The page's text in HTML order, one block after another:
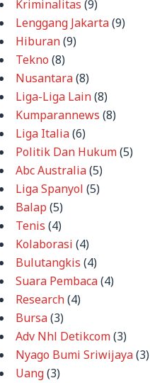
Kriminalitas (9)
Lenggang Jakarta(9)
Hiburan(9)
Tekno (8)
Nusantara(8)
Liga-Liga Lain(8)
Kumparannews (8)
Liga Italia(6)
Politik Dan Hukum(5)
Abc Australia(5)
Liga Spanyol (5)
Balap (5)
Tenis (4)
Kolaborasi (4)
Bulutangkis (4)
Suara Pembaca(4)
Research(4)
Bursa(3)
Adv Nhl Detikcom(3)
Nyago Bumi Sriwijaya(3)
Uang(3)